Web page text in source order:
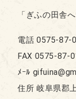
「ぎふの田舎
電話 0575-87-
FAX 0575-87-
ﾒｰﾙ
住所 岐阜県郡